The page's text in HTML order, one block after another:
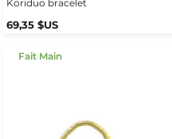
Koriduo bracelet
69,35 $US
Fait Main